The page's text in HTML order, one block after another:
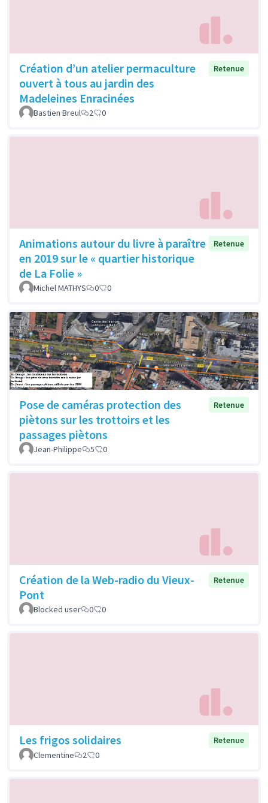
Création d’un atelier permaculture
ouvert à tous au jardin des
Madeleines Enracinées
Retenue
Bastien Breul 2 0
Animations autour du livre à paraître
en 2019 sur le « quartier historique
de La Folie »
Retenue
Michel MATHYS 0 0
Pose de caméras protection des
piètons sur les trottoirs et les
passages piètons
Retenue
Jean-Philippe 5 0
Création de la Web-radio du Vieux-
Pont
Retenue
Blocked user 0 0
Les frigos solidaires
Retenue
Clementine
2 0